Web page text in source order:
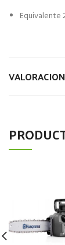
Equivalente